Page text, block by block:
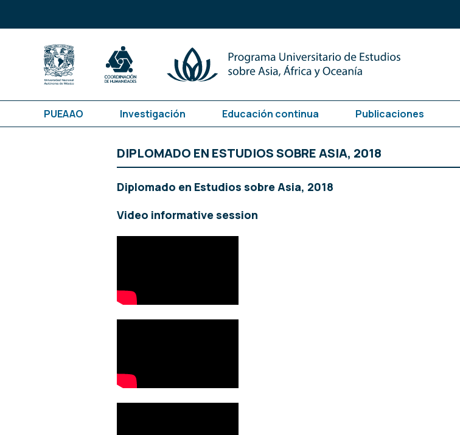
PUEAAO Investigación Educación continua Publicaciones
DIPLOMADO EN ESTUDIOS SOBRE ASIA, 2018
Diplomado en Estudios sobre Asia, 2018
Video informative session